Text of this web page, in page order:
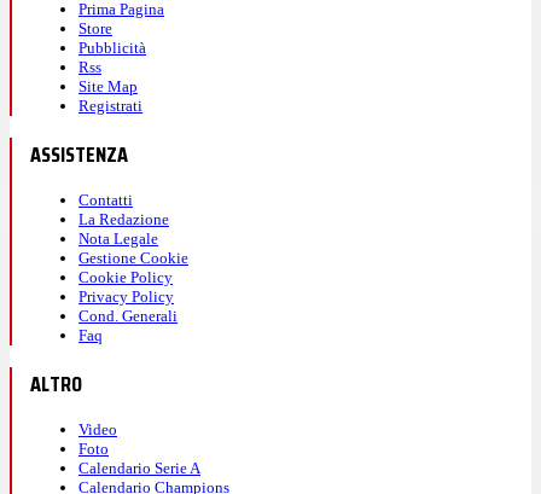
Prima Pagina
Store
Pubblicità
Rss
Site Map
Registrati
ASSISTENZA
Contatti
La Redazione
Nota Legale
Gestione Cookie
Cookie Policy
Privacy Policy
Cond. Generali
Faq
ALTRO
Video
Foto
Calendario Serie A
Calendario Champions